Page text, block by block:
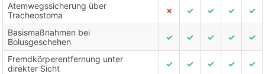
Atemwegssicherung über
Tracheostoma
✗ ✓ ✓ ✓ ✓
Basismaßnahmen bei
Bolusgeschehen
✓ ✓ ✓ ✓ ✓
Fremdkörperentfernung unter
direkter Sicht
✓ ✓ ✓ ✓ ✓